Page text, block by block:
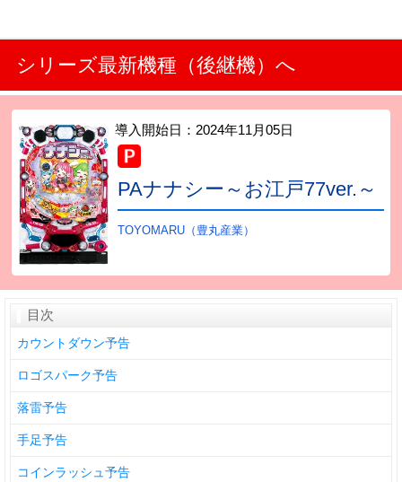
シリーズ最新機種（後継機）へ
導入開始日： 2024年11月05日
PAナナシー～お江戸77ver.～
TOYOMARU（豊丸産業）
目次
カウントダウン予告
ロゴスパーク予告
落雷予告
手足予告
コインラッシュ予告